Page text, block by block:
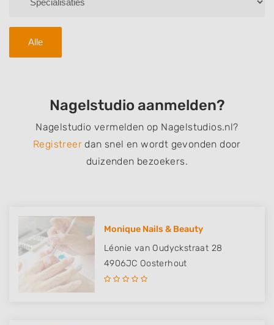
Alle
Nagelstudio aanmelden?
Nagelstudio vermelden op Nagelstudios.nl?
Registreer dan snel en wordt gevonden door
duizenden bezoekers.
Monique Nails & Beauty
Léonie van Oudyckstraat 28
4906JC Oosterhout